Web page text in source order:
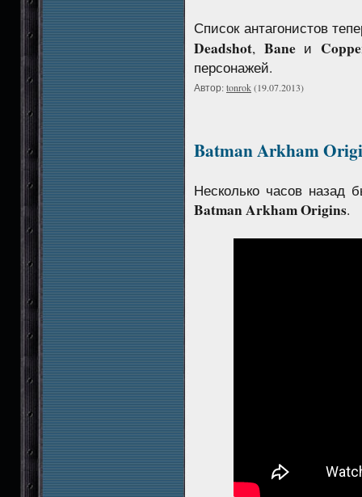
Список антагонистов
Deadshot, Baneи
персонажей.
Автор:tonrok(19.07.2013)
Batman Arkham
Несколько часов назад
Batman Arkham Origins.